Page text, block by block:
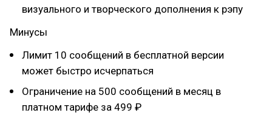
визуального и творческого дополнения к рэпу
Минусы
Лимит 10 сообщений в бесплатной версии
может быстро исчерпаться
Ограничение на 500 сообщений в месяц в
платном тарифе за 499 ₽